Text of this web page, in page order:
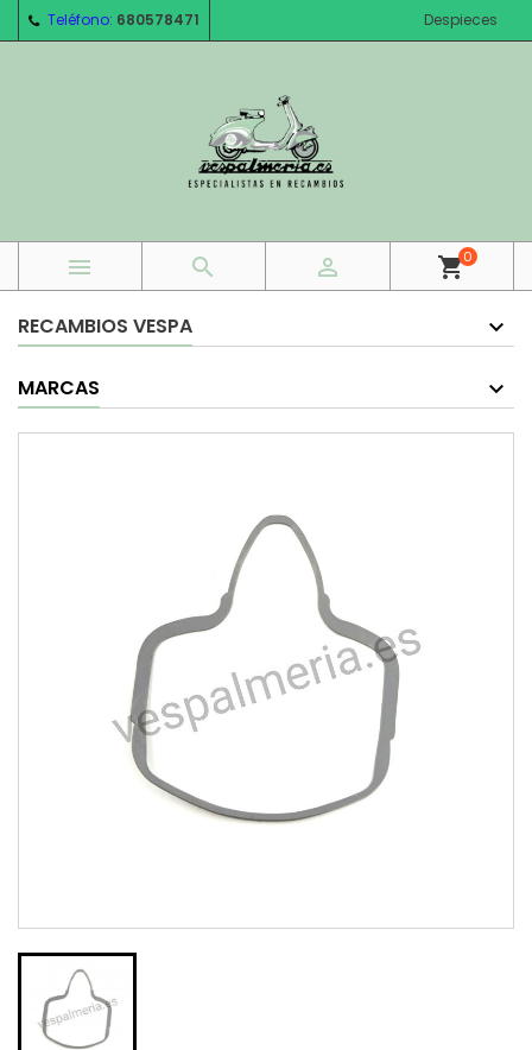
Teléfono: 680578471 Despieces
   shopping_cart0
RECAMBIOS VESPA
MARCAS